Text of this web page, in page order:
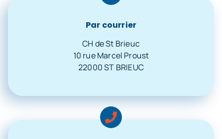
Par courrier
CH de St Brieuc
10 rue Marcel Proust
22000 ST BRIEUC